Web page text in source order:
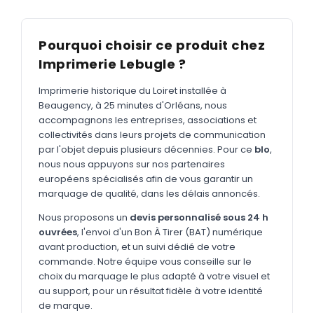
Adhésifs vitrine
MARQUAGE TEXTILE
Tee-shirts Nouveau
Polos Nouveau
Sweatshirts
GOODIES
Catalogue complet Nouveau
Bureau & écriture
Sacs & voyages
Verres & déjeuner
Technologie
Pourquoi choisir ce produit chez
Imprimerie Lebugle ?
Imprimerie historique du Loiret installée à
Beaugency, à 25 minutes d'Orléans, nous
accompagnons les entreprises, associations et
collectivités dans leurs projets de communication
par l'objet depuis plusieurs décennies. Pour ce blo,
nous nous appuyons sur nos partenaires
européens spécialisés afin de vous garantir un
marquage de qualité, dans les délais annoncés.
Nous proposons un devis personnalisé sous 24 h
ouvrées, l'envoi d'un Bon À Tirer (BAT) numérique
avant production, et un suivi dédié de votre
commande. Notre équipe vous conseille sur le
choix du marquage le plus adapté à votre visuel et
au support, pour un résultat fidèle à votre identité
de marque.